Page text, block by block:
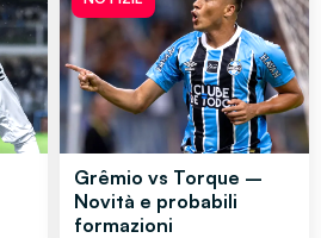
Grêmio vs Torque –
Novità e probabili
formazioni